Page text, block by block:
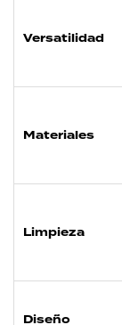
Versatilidad
Materiales
Limpieza
Diseño